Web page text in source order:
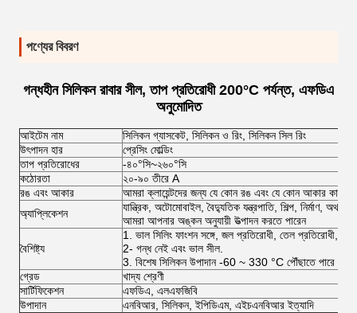
পণ্যের বিবরণ
গন্ধহীন সিলিকন রাবার সীল, তাপ প্রতিরোধী 200°C পর্যন্ত, এফডিএ
অনুমোদিত
আইটেম নাম
সিলিকন গ্যাসকেট, সিলিকন ও রিং, সিলিকন সিল রিং
উৎপাদন হার
প্রেসিং মোল্ডিং
তাপ প্রতিরোধের
-৪০°সি~২৬০°সি
কঠোরতা
২০-৯০ তীরে A
রঙ এবং আকার
আমরা ক্লায়েন্টদের জন্য যে কোন রঙ এবং যে কোন আকার
অ্যাপ্লিকেশন
যান্ত্রিক, অটোমোবাইল, বৈদ্যুতিক যন্ত্রপাতি, শিল্প, নির্মাণ, অথবা
আমরা আপনার অঙ্কন অনুযায়ী উত্পাদন করতে পারেন
বৈশিষ্ট্য
1. ভাল সিলিং ফাংশন সঙ্গে, জল প্রতিরোধী, তেল প্রতিরোধী,
2- গন্ধ নেই এবং ভাল সীল.
3. বিশেষ সিলিকন উপাদান -60 ~ 330 °C পৌঁছাতে পারে
গ্রেড
খাদ্য শ্রেণী
সার্টিফিকেশন
এফডিএ, এলএফজিবি
উপাদান
এনবিআর, সিলিকন, ইপিডিএম, এইচএনবিআর ইত্যাদি